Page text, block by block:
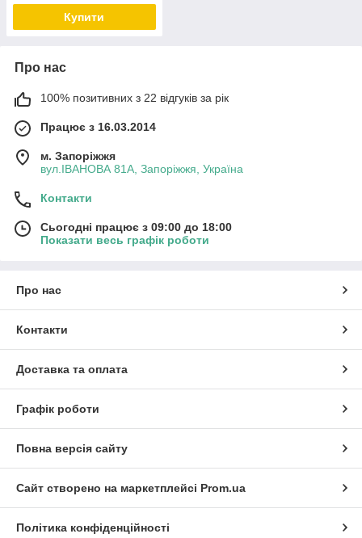
Купити
Про нас
100% позитивних з 22 відгуків за рік
Працює з 16.03.2014
м. Запоріжжя
вул.ІВАНОВА 81А, Запоріжжя, Україна
Контакти
Сьогодні працює з 09:00 до 18:00
Показати весь графік роботи
Про нас
Контакти
Доставка та оплата
Графік роботи
Повна версія сайту
Сайт створено на маркетплейсі Prom.ua
Політика конфіденційності